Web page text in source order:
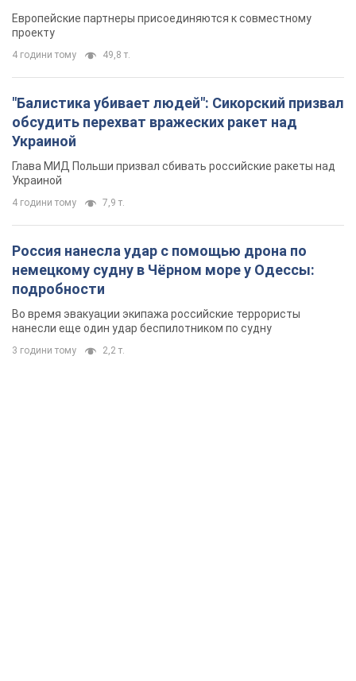
Видео
Европейские партнеры присоединяются к совместному
проекту
4 години тому 49,8 т.
"Балистика убивает людей": Сикорский призвал
обсудить перехват вражеских ракет над
Украиной
Глава МИД Польши призвал сбивать российские ракеты над
Украиной
4 години тому 7,9 т.
Россия нанесла удар с помощью дрона по
немецкому судну в Чёрном море у Одессы:
подробности
Во время эвакуации экипажа российские террористы
нанесли еще один удар беспилотником по судну
3 години тому 2,2 т.